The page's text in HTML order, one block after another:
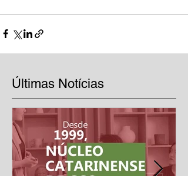
Últimas Notícias